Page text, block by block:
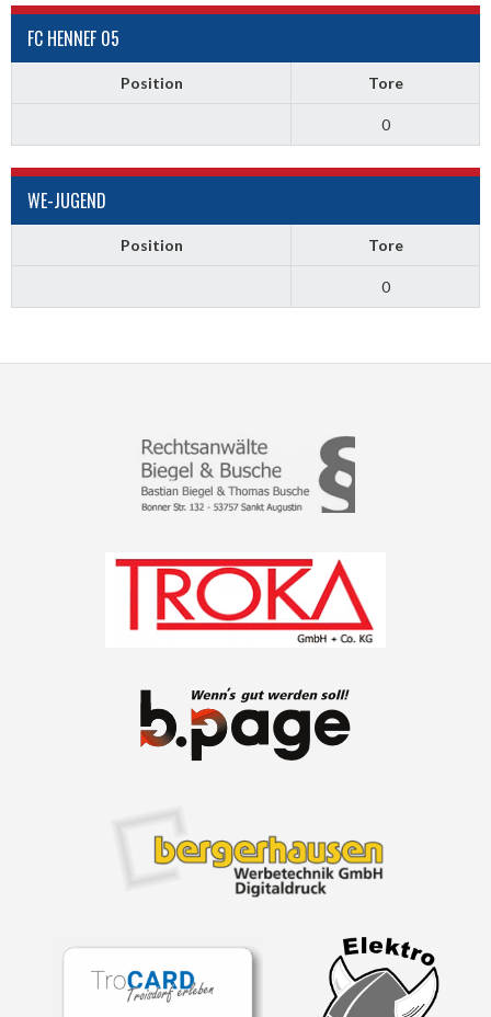
FC HENNEF 05
Position Tore
0
WE-JUGEND
Position Tore
0